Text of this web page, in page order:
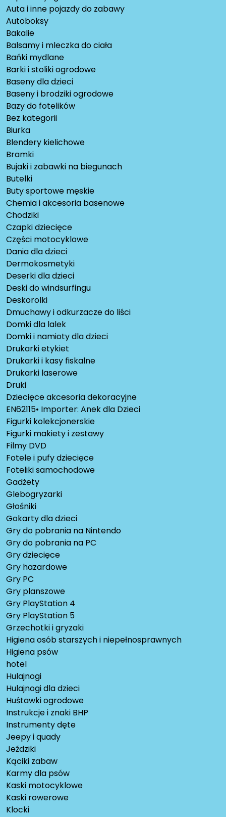
Auta i inne pojazdy do zabawy
Autoboksy
Bakalie
Balsamy i mleczka do ciała
Bańki mydlane
Barki i stoliki ogrodowe
Baseny dla dzieci
Baseny i brodziki ogrodowe
Bazy do fotelików
Bez kategorii
Biurka
Blendery kielichowe
Bramki
Bujaki i zabawki na biegunach
Butelki
Buty sportowe męskie
Chemia i akcesoria basenowe
Chodziki
Czapki dziecięce
Części motocyklowe
Dania dla dzieci
Dermokosmetyki
Deserki dla dzieci
Deski do windsurfingu
Deskorolki
Dmuchawy i odkurzacze do liści
Domki dla lalek
Domki i namioty dla dzieci
Drukarki etykiet
Drukarki i kasy fiskalne
Drukarki laserowe
Druki
Dziecięce akcesoria dekoracyjne
EN62115• Importer: Anek dla Dzieci
Figurki kolekcjonerskie
Figurki makiety i zestawy
Filmy DVD
Fotele i pufy dziecięce
Foteliki samochodowe
Gadżety
Glebogryzarki
Głośniki
Gokarty dla dzieci
Gry do pobrania na Nintendo
Gry do pobrania na PC
Gry dziecięce
Gry hazardowe
Gry PC
Gry planszowe
Gry PlayStation 4
Gry PlayStation 5
Grzechotki i gryzaki
Higiena osób starszych i niepełnosprawnych
Higiena psów
hotel
Hulajnogi
Hulajnogi dla dzieci
Huśtawki ogrodowe
Instrukcje i znaki BHP
Instrumenty dęte
Jeepy i quady
Jeździki
Kąciki zabaw
Karmy dla psów
Kaski motocyklowe
Kaski rowerowe
Klocki